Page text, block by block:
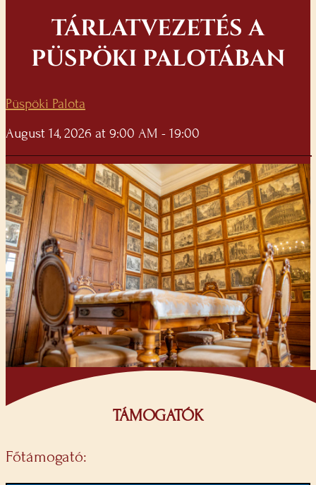
TÁRLATVEZETÉS A
PÜSPÖKI PALOTÁBAN
Püspöki Palota
August 14, 2026 at 9:00 AM - 19:00
TÁMOGATÓK
Főtámogató: